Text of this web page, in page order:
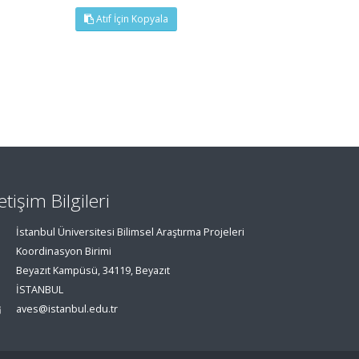
Atıf İçin Kopyala
Bilgileri
İstanbul Üniversitesi Bilimsel Araştırma Projeleri
Koordinasyon Birimi
Beyazıt Kampüsü, 34119, Beyazıt
İSTANBUL
aves@istanbul.edu.tr